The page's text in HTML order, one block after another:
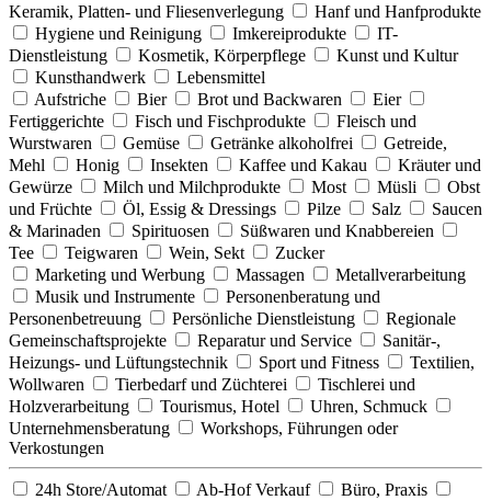
Keramik, Platten- und Fliesenverlegung
Hanf und Hanfprodukte
Hygiene und Reinigung
Imkereiprodukte
IT-
Dienstleistung
Kosmetik, Körperpflege
Kunst und Kultur
Kunsthandwerk
Lebensmittel
Aufstriche
Bier Brot und Backwaren
Eier
Fertiggerichte
Fisch und Fischprodukte
Fleisch und
Wurstwaren
Gemüse Getränke alkoholfrei
Getreide,
Mehl
Honig Insekten Kaffee und Kakau
Kräuter und
Gewürze
Milch und Milchprodukte Most Müsli
Obst
und Früchte
Öl, Essig & Dressings Pilze Salz
Saucen
& Marinaden
Spirituosen
Süßwaren und Knabbereien
Tee
Teigwaren Wein, Sekt
Zucker
Marketing und Werbung
Massagen
Metallverarbeitung
Musik und Instrumente
Personenberatung und
Personenbetreuung
Persönliche Dienstleistung
Regionale
Gemeinschaftsprojekte
Reparatur und Service
Sanitär-,
Heizungs- und Lüftungstechnik
Sport und Fitness
Textilien,
Wollwaren
Tierbedarf und Züchterei
Tischlerei und
Holzverarbeitung
Tourismus, Hotel
Uhren, Schmuck
Unternehmensberatung
Workshops, Führungen oder
Verkostungen
24h Store/Automat Ab-Hof Verkauf
Büro, Praxis